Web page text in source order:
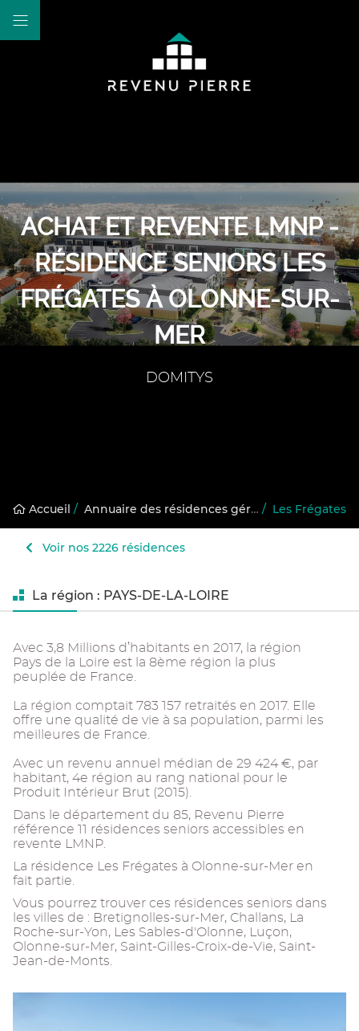
ACHAT ET REVENTE LMNP -
RÉSIDENCE SENIORS LES
FRÉGATES À OLONNE-SUR-
MER
DOMITYS
Accueil / Annuaire des résidences gérées / Les Frégates
Voir nos 2226 résidences
La région : PAYS-DE-LA-LOIRE
Avec 3,8 Millions d’habitants en 2017, la région
Pays de la Loire est la 8ème région la plus
peuplée de France.
La région comptait 783 157 retraités en 2017. Elle
offre une qualité de vie à sa population, parmi les
meilleures de France.
Avec un revenu annuel médian de 29 424 €, par
habitant, 4e région au rang national pour le
Produit Intérieur Brut (2015).
Dans le département du 85, Revenu Pierre
référence 11 résidences seniors accessibles en
revente LMNP.
La résidence Les Frégates à Olonne-sur-Mer en
fait partie.
Vous pourrez trouver ces résidences seniors dans
les villes de : Bretignolles-sur-Mer, Challans, La
Roche-sur-Yon, Les Sables-d'Olonne, Luçon,
Olonne-sur-Mer, Saint-Gilles-Croix-de-Vie, Saint-
Jean-de-Monts.